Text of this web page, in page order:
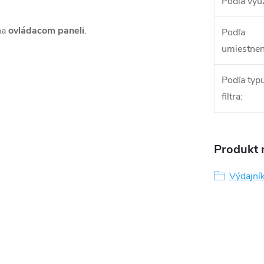
ovládacom paneli.
Podľa
Podľa
filtra:
Produkt